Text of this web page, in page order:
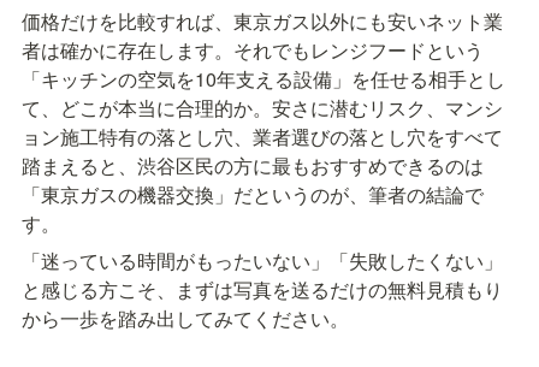
価格だけを比較すれば、東京ガス以外にも安いネット業
者は確かに存在します。それでもレンジフードという
「キッチンの空気を10年支える設備」を任せる相手とし
て、どこが本当に合理的か。安さに潜むリスク、マンシ
ョン施工特有の落とし穴、業者選びの落とし穴をすべて
踏まえると、渋谷区民の方に最もおすすめできるのは
「東京ガスの機器交換」だというのが、筆者の結論で
す。
「迷っている時間がもったいない」「失敗したくない」
と感じる方こそ、まずは写真を送るだけの無料見積もり
から一歩を踏み出してみてください。